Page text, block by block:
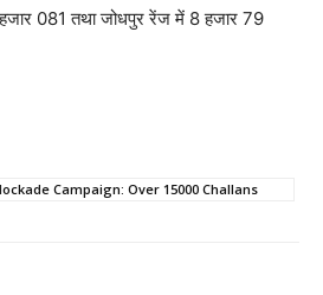
081 तथा जोधपुर रेंज में 8 हजार 79
Campaign: Over 15000 Challans